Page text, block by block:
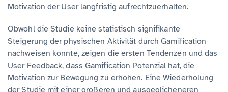
Motivation der User langfristig aufrechtzuerhalten.
Obwohl die Studie keine statistisch signifikante
Steigerung der physischen Aktivität durch Gamification
nachweisen konnte, zeigen die ersten Tendenzen und das
User Feedback, dass Gamification Potenzial hat, die
Motivation zur Bewegung zu erhöhen. Eine Wiederholung
der Studie mit einer größeren und ausgeglicheneren